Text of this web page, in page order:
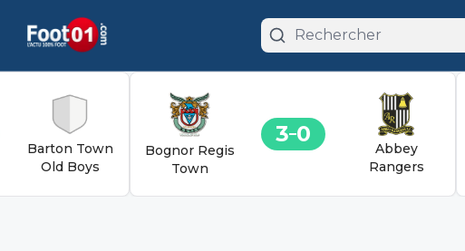
Barton Town
Old Boys
Bognor Regis
Town
3 0
Abbey
Rangers